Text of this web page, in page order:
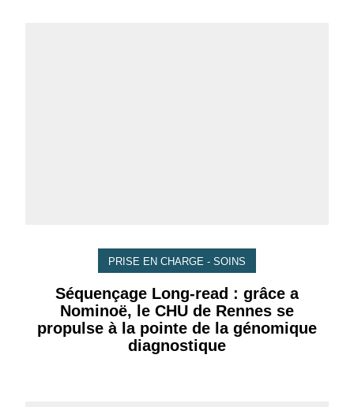
PRISE EN CHARGE - SOINS
Séquençage Long-read : grâce a
Nominoë, le CHU de Rennes se
propulse à la pointe de la génomique
diagnostique